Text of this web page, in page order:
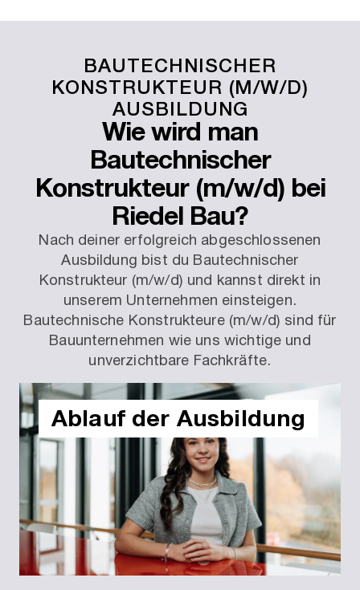
BAUTECHNISCHER
KONSTRUKTEUR (M/W/D)
AUSBILDUNG
Wie wird man
Bautechnischer
Konstrukteur (m/w/d) bei
Riedel Bau?
Nach deiner erfolgreich abgeschlossenen
Ausbildung bist du Bautechnischer
Konstrukteur (m/w/d) und kannst direkt in
unserem Unternehmen einsteigen.
Bautechnische Konstrukteure (m/w/d) sind für
Bauunternehmen wie uns wichtige und
unverzichtbare Fachkräfte.
Ablauf der Ausbildung